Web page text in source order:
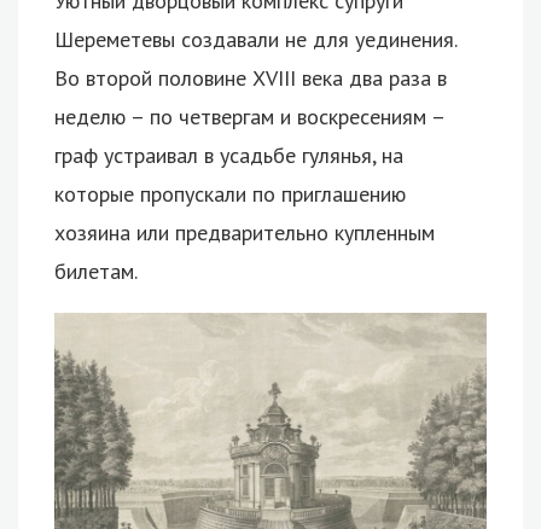
Шереметевы создавали не для уединения.
Во второй половине XVIII века два раза в
неделю – по четвергам и воскресениям –
граф устраивал в усадьбе гулянья, на
которые пропускали по приглашению
хозяина или предварительно купленным
билетам.